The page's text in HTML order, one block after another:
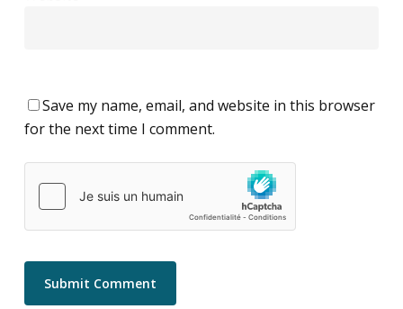
Save my name, email, and website in this browser
for the next time I comment.